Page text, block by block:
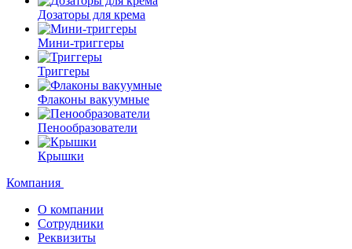
Дозаторы для крема
Мини-триггеры
Триггеры
Флаконы вакуумные
Пенообразователи
Крышки
Компания
О компании
Сотрудники
Реквизиты